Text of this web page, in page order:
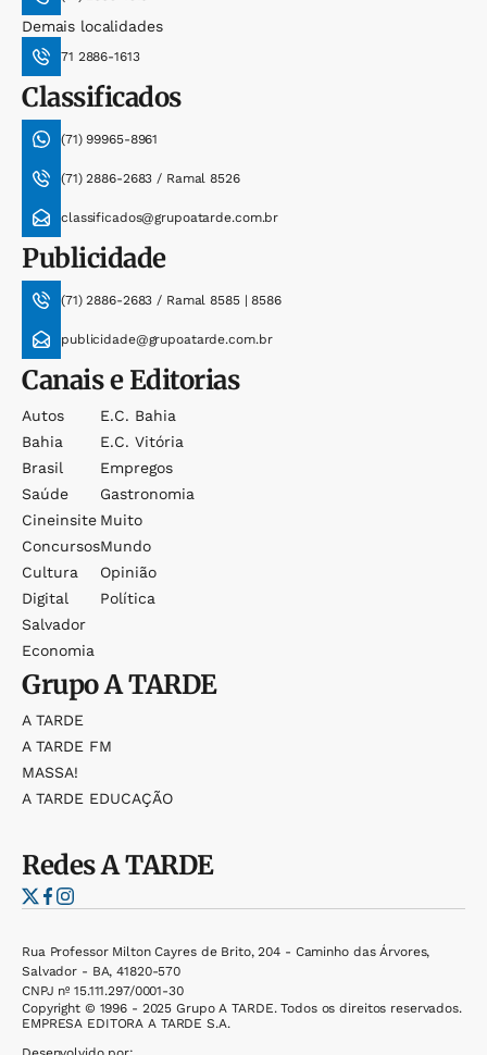
Demais localidades
71 2886-1613
Classificados
(71) 99965-8961
(71) 2886-2683 / Ramal 8526
classificados@grupoatarde.com.br
Publicidade
(71) 2886-2683 / Ramal 8585 | 8586
publicidade@grupoatarde.com.br
Canais e Editorias
Autos
Bahia
Brasil
Saúde
Cineinsite
Concursos
Cultura
Digital
Salvador
Economia
E.c. Bahia
E.c. Vitória
Empregos
Gastronomia
Muito
Mundo
Opinião
Política
GrupoA TARDE
A TARDE
A TARDE FM
MASSA!
A TARDE EDUCAÇÃO
RedesA TARDE
Rua Professor Milton Cayres de Brito, 204 - Caminho das Árvores,
Salvador - BA, 41820-570
CNPJ nº 15.111.297/0001-30
Copyright © 1996 - 2025 Grupo A TARDE. Todos os direitos reservados.
EMPRESA EDITORA A TARDE S.A.